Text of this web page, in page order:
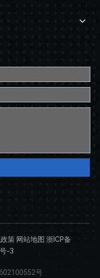
策 网站地图 浙ICP备
-3
号